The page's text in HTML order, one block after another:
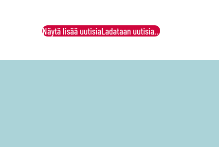
hoivapommiin
jotka vievät yksityisiltä elinkeinoharjoittajilta niille kuuluvat
Näytä lisää uutisiaLadataan uutisia…